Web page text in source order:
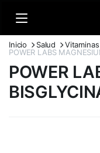
Inicio Salud
POWER LABS
POWER